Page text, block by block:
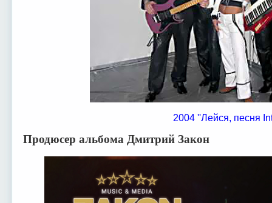
2004 ''Лейся, песня
Продюсер альбома Дмитрий Закон